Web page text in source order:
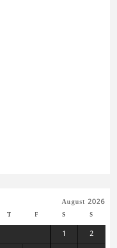
August 2026
T F S S
1 2